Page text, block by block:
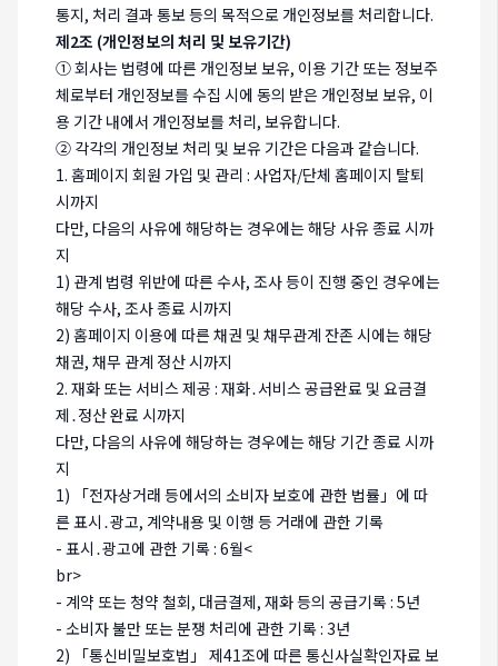
통지, 처리 결과 통보 등의 목적으로 개인정보를 처리합니다.
제2조 (개인정보의 처리 및 보유기간)
① 회사는 법령에 따른 개인정보 보유, 이용 기간 또는 정보주
체로부터 개인정보를 수집 시에 동의 받은 개인정보 보유, 이
용 기간 내에서 개인정보를 처리, 보유합니다.
② 각각의 개인정보 처리 및 보유 기간은 다음과 같습니다.
1. 홈페이지 회원 가입 및 관리 : 사업자/단체 홈페이지 탈퇴
시까지
다만, 다음의 사유에 해당하는 경우에는 해당 사유 종료 시까
지
1) 관계 법령 위반에 따른 수사, 조사 등이 진행 중인 경우에는
해당 수사, 조사 종료 시까지
2) 홈페이지 이용에 따른 채권 및 채무관계 잔존 시에는 해당
채권, 채무 관계 정산 시까지
2. 재화 또는 서비스 제공 : 재화․서비스 공급완료 및 요금결
제․정산 완료 시까지
다만, 다음의 사유에 해당하는 경우에는 해당 기간 종료 시까
지
1) 「전자상거래 등에서의 소비자 보호에 관한 법률」에 따
른 표시․광고, 계약내용 및 이행 등 거래에 관한 기록
- 표시․광고에 관한 기록 : 6월<
br>
- 계약 또는 청약 철회, 대금결제, 재화 등의 공급기록 : 5년
- 소비자 불만 또는 분쟁 처리에 관한 기록 : 3년
2) 「통신비밀보호법」 제41조에 따른 통신사실확인자료 보